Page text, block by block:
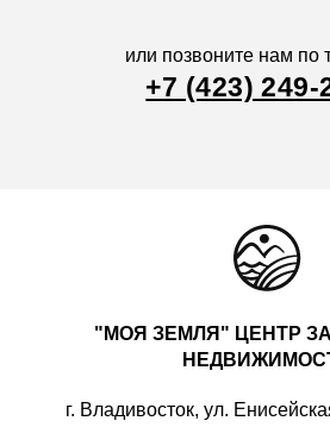
или позвоните нам по
+7 (423) 249-
"МОЯ ЗЕМЛЯ" ЦЕНТР
г. Владивосток, ул.